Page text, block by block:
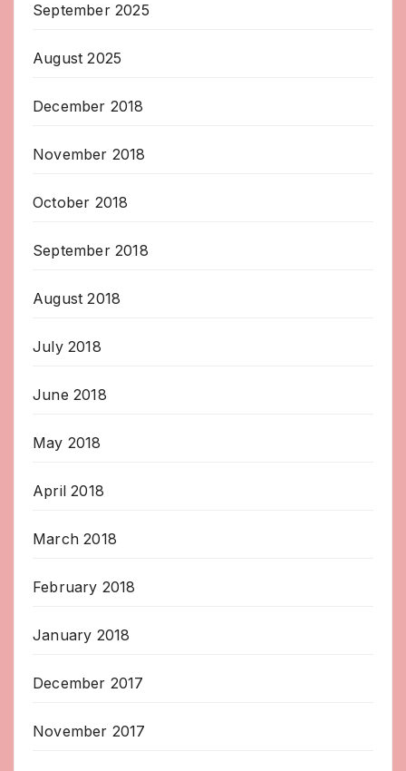
September 2025
August 2025
December 2018
November 2018
October 2018
September 2018
August 2018
July 2018
June 2018
May 2018
April 2018
March 2018
February 2018
January 2018
December 2017
November 2017